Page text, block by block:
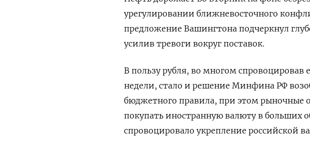
урегулировании ближневосточного
предложение Вашингтона подчеркнул
усилив тревоги вокруг поставок.
В пользу рубля, во многом спровоцировав
недели, стало и решение Минфина РФ
бюджетного правила, при этом рыночные
покупать иностранную валюту в больших
спровоцировало укрепление российской